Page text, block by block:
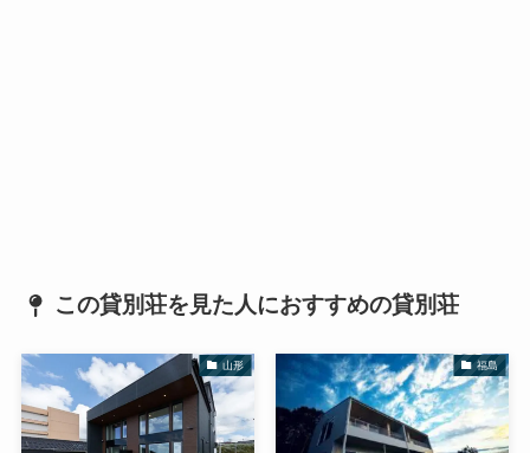
この貸別荘を見た人におすすめの貸別荘
山形 福島